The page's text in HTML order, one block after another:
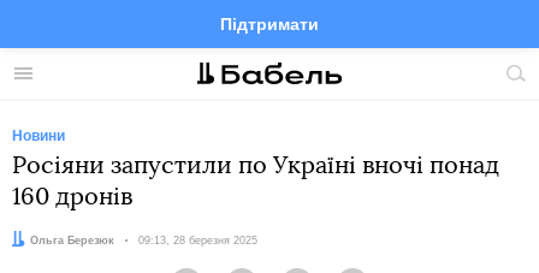
Меню
Підтримати
FacebookTelegramTwitter
Новини
Росіяни запустили по Україні вночі понад
160 дронів
Автор:
Ольга Березюк Дата:
09:13, 28 березня 2025